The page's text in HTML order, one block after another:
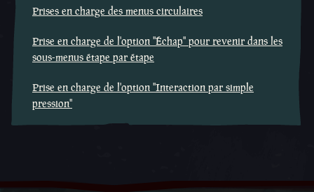
Prises en charge des menus circulaires
Prise en charge de l'option ''Échap'' pour revenir dans les
sous-menus étape par étape
Prise en charge de l'option ''Interaction par simple
pression''